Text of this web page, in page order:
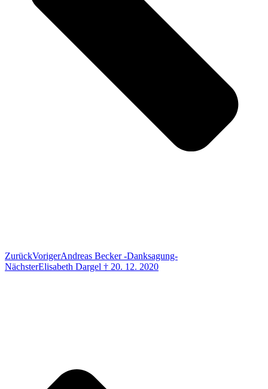
ZurückVorigerAndreas Becker -Danksagung-
NächsterElisabeth Dargel † 20. 12. 2020